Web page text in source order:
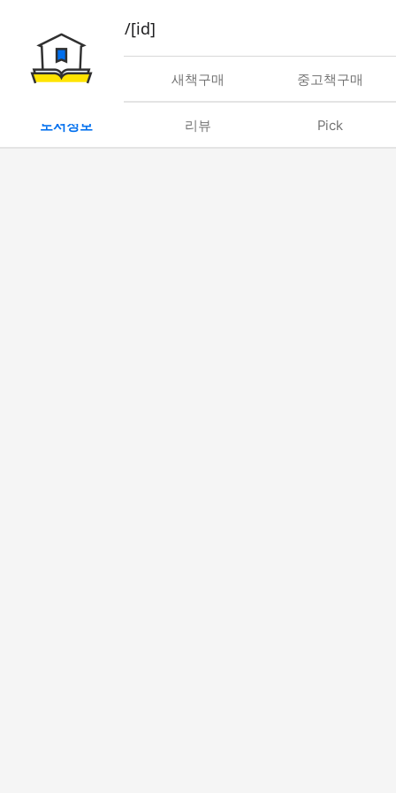
book/rent/[id]
대여 새책구매 중고책구매
도서정보 리뷰 Pick